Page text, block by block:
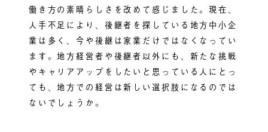
働き方の素晴らしさを改めて感じました。現在、
人手不足により、後継者を探している地方中小企
業は多く、今や後継は家業だけではなくなってい
ます。地方経営者や後継者以外にも、新たな挑戦
やキャリアアップをしたいと思っている人にとっ
ても、地方での経営は新しい選択肢になるのでは
ないでしょうか。